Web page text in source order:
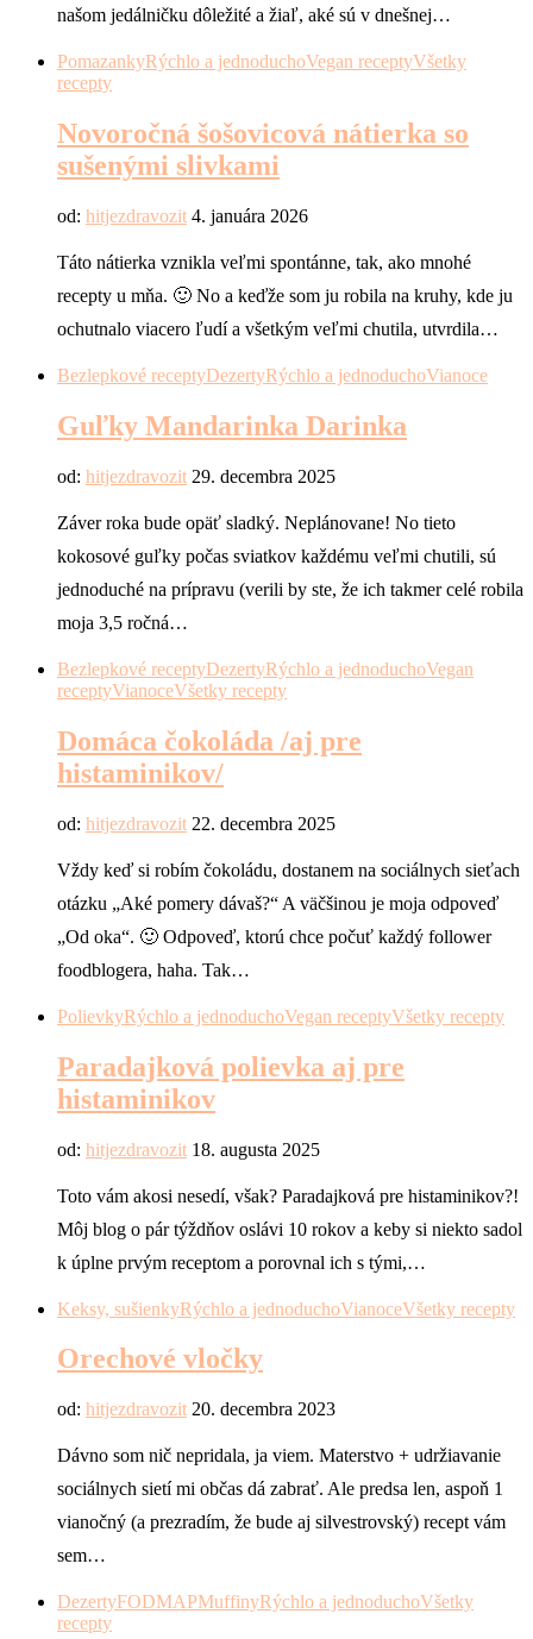
našom jedálničku dôležité a žiaľ, aké sú v dnešnej…
PomazankyRýchlo a jednoduchoVegan receptyVšetky
recepty
Novoročná šošovicová nátierka so
sušenými slivkami
od: hitjezdravozit 4. januára 2026
Táto nátierka vznikla veľmi spontánne, tak, ako mnohé
recepty u mňa. 🙂 No a keďže som ju robila na kruhy, kde ju
ochutnalo viacero ľudí a všetkým veľmi chutila, utvrdila…
Bezlepkové receptyDezertyRýchlo a jednoduchoVianoce
Guľky Mandarinka Darinka
od: hitjezdravozit 29. decembra 2025
Záver roka bude opäť sladký. Neplánovane! No tieto
kokosové guľky počas sviatkov každému veľmi chutili, sú
jednoduché na prípravu (verili by ste, že ich takmer celé robila
moja 3,5 ročná…
Bezlepkové receptyDezertyRýchlo a jednoduchoVegan
receptyVianoceVšetky recepty
Domáca čokoláda /aj pre
histaminikov/
od: hitjezdravozit 22. decembra 2025
Vždy keď si robím čokoládu, dostanem na sociálnych sieťach
otázku „Aké pomery dávaš?“ A väčšinou je moja odpoveď
„Od oka“. 🙂 Odpoveď, ktorú chce počuť každý follower
foodblogera, haha. Tak…
PolievkyRýchlo a jednoduchoVegan receptyVšetky recepty
Paradajková polievka aj pre
histaminikov
od: hitjezdravozit 18. augusta 2025
Toto vám akosi nesedí, však? Paradajková pre histaminikov?!
Môj blog o pár týždňov oslávi 10 rokov a keby si niekto sadol
k úplne prvým receptom a porovnal ich s tými,…
Keksy, sušienkyRýchlo a jednoduchoVianoceVšetky recepty
Orechové vločky
od: hitjezdravozit 20. decembra 2023
Dávno som nič nepridala, ja viem. Materstvo + udržiavanie
sociálnych sietí mi občas dá zabrať. Ale predsa len, aspoň 1
vianočný (a prezradím, že bude aj silvestrovský) recept vám
sem…
DezertyFODMAPMuffinyRýchlo a jednoduchoVšetky
recepty